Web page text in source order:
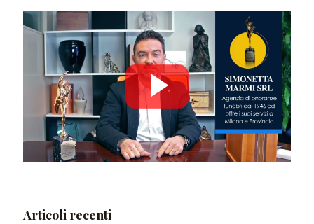
Articoli recenti